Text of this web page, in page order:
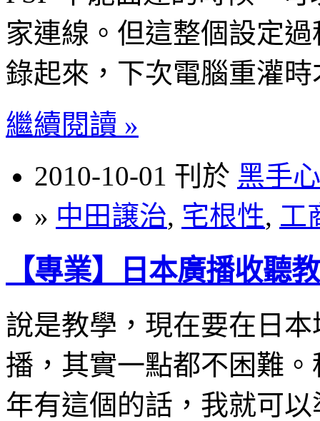
家連線。但這整個設定
錄起來，下次電腦重灌
繼續閱讀 »
2010-10-01 刊於 黑手
» 中田譲治, 宅根性, 工
【專業】日本廣播收聽
說是教學，現在要在日
播，其實一點都不困難
年有這個的話，我就可